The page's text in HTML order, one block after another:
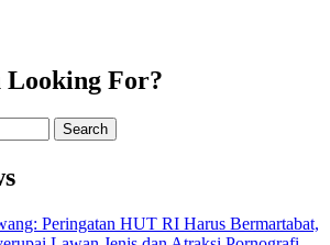
Looking For?